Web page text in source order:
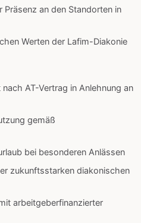
an den Standorten in
Werten der Lafim-Diakonie
AT-Vertrag in Anlehnung an
gemäß
bei besonderen Anlässen
zukunftsstarken diakonischen
arbeitgeberfinanzierter